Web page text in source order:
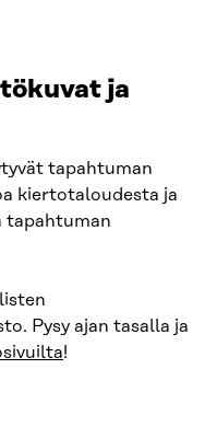
ja
tapahtuman
kiertotaloudesta ja
tapahtuman
Pysy ajan tasalla ja
!